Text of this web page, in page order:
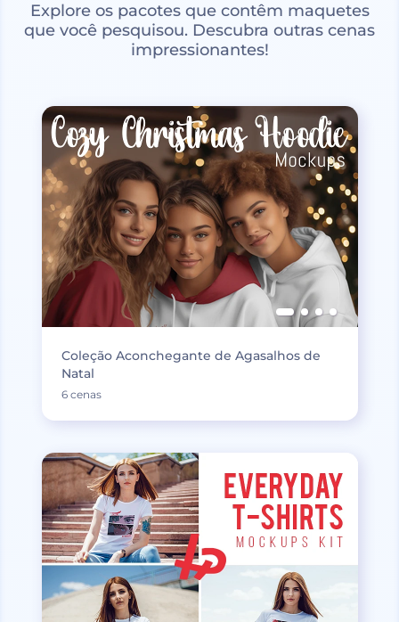
Explore os pacotes que contêm maquetes
que você pesquisou. Descubra outras cenas
impressionantes!
Coleção Aconchegante de Agasalhos de
Natal
6 cenas